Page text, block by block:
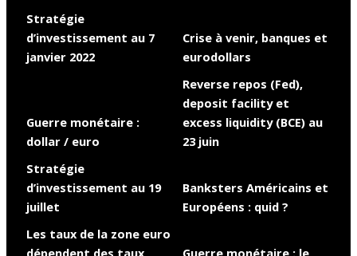
Stratégie
d’investissement au 7
janvier 2022
Crise à venir, banques et
eurodollars
Guerre monétaire :
dollar / euro
Reverse repos (Fed),
deposit facility et
excess liquidity (BCE) au
23 juin
Stratégie
d’investissement au 19
juillet
Banksters Américains et
Européens : quid ?
Les taux de la zone euro
dépendent des taux
Guerre monétaire : le